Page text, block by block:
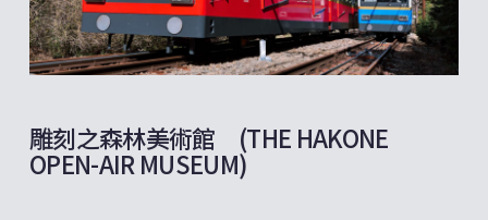
雕刻之森林美術館 (THE HAKONE
OPEN-AIR MUSEUM)